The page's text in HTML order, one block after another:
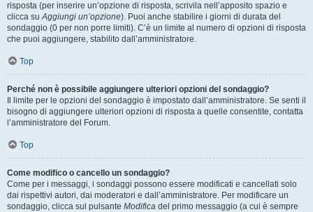
risposta (per inserire un’opzione di risposta, scrivila nell’apposito spazio e
clicca suAggiungi un’opzione). Puoi anche stabilire i giorni di durata del
sondaggio (0 per non porre limiti). C’è un limite al numero di opzioni di risposta
che puoi aggiungere, stabilito dall’amministratore.
Top
Perché non è possibile aggiungere ulteriori opzioni del sondaggio?
Il limite per le opzioni del sondaggio è impostato dall’amministratore. Se senti il
bisogno di aggiungere ulteriori opzioni di risposta a quelle consentite, contatta
l’amministratore del Forum.
Top
Come modifico o cancello un sondaggio?
Come per i messaggi, i sondaggi possono essere modificati e cancellati solo
dai rispettivi autori, dai moderatori e dall’amministratore. Per modificare un
sondaggio, clicca sul pulsante Modifica del primo messaggio (a cui è sempre